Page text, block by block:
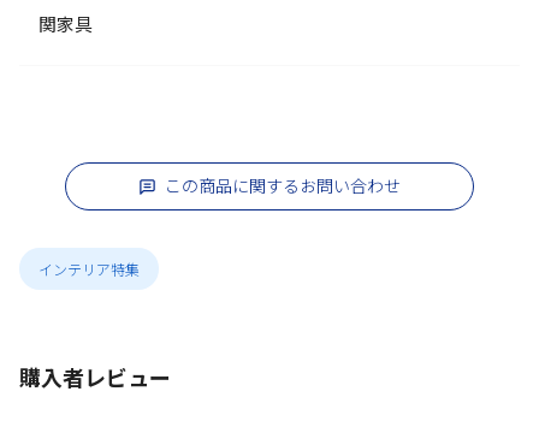
関家具
この商品に関するお問い合わせ
インテリア特集
購入者レビュー